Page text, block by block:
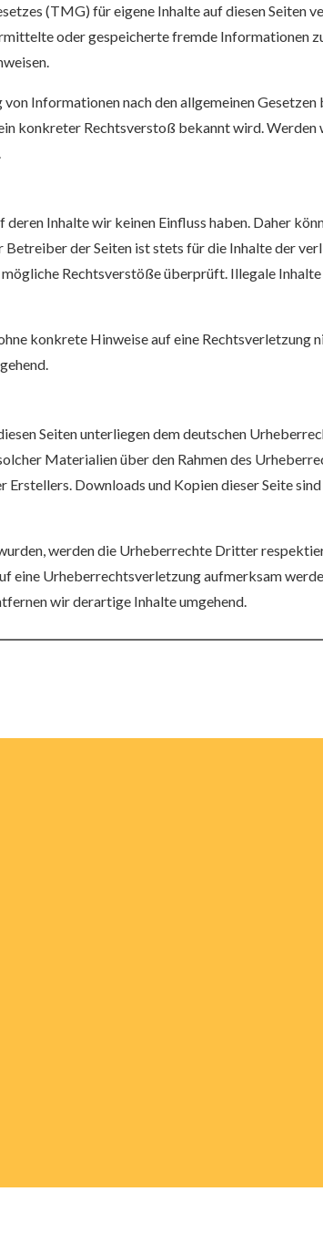
(TMG) für eigene Inhalte auf diesen Seiten
oder gespeicherte fremde Informationen
Informationen nach den allgemeinen Gesetzen
konkreter Rechtsverstoß bekannt wird. Werden
Inhalte wir keinen Einfluss haben. Daher
der Seiten ist stets für die Inhalte der
Rechtsverstöße überprüft. Illegale
konkrete Hinweise auf eine Rechtsverletzung
Seiten unterliegen dem deutschen
Materialien über den Rahmen des
Downloads und Kopien dieser Seite
werden die Urheberrechte Dritter
eine Urheberrechtsverletzung aufmerksam
wir derartige Inhalte umgehend.